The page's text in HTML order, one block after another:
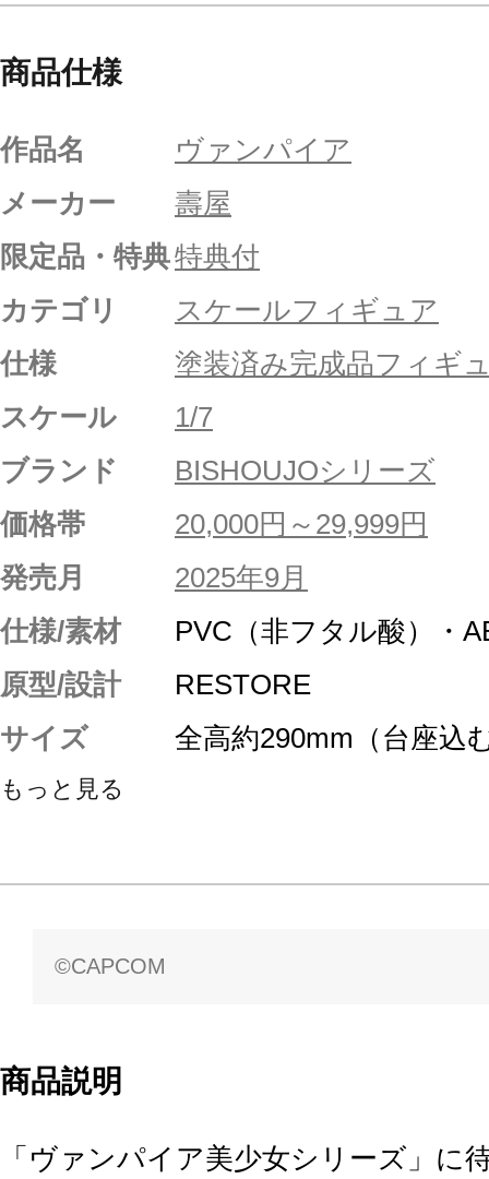
商品仕様
作品名
ヴァンパイア
メーカー
壽屋
限定品・特典特典付
カテゴリ
スケールフィギュア
仕様
塗装済み完成品フィギ
スケール
1/7
ブランド
BISHOUJOシリーズ
価格帯
20,000円～29,999円
発売月
2025年9月
仕様/素材
PVC（非フタル酸）・
原型/設計
RESTORE
サイズ
全高約290mm（台座込
もっと見る
©CAPCOM
商品説明
「ヴァンパイア美少女シリーズ」に